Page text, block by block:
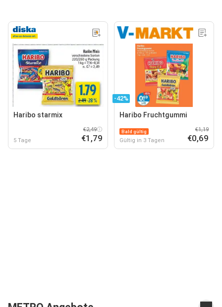
Haribo starmix
5 Tage
€2,49
€1,79
-42%
Haribo Fruchtgummi
Bald gültig
Gültig in 3 Tagen
€1,19
€0,69